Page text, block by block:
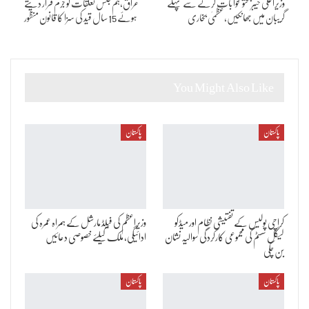
وزیراعلیٰ خیبرپختونخوا بات کرنے سے پہلے
گریبان میں جھانکیں،عظمیٰ بخاری
عراق،ہم جنس تعلقات کو جرم قرار دیتے
ہوئے 15 سال قید کی سزا کا قانون منظور
پاکستان
کراچی پولیس کے تفتیشی نظام اور میڈکو
لیگل سسٹم کی مجموعی کارکردگی سوالیہ نشان
بن چکی
پاکستان
وزیراعظم کی فیلڈ مارشل کے ہمراہ عمرہ کی
ادائیگی، ملک کیلئے خصوصی دعائیں
پاکستان پاکستان